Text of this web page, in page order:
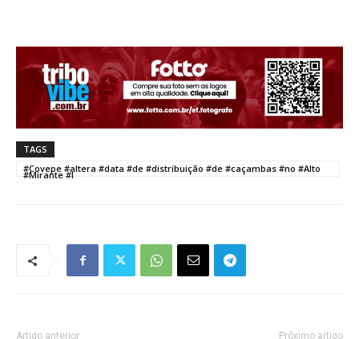
TAGS
#Covepe #altera #data #de #distribuição #de #caçambas #no #Alto
#Mirante #I
Artigo anterior Próximo artigo